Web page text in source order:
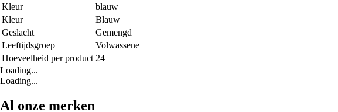
Kleur
blauw
Kleur
Blauw
Geslacht
Gemengd
Leeftijdsgroep
Volwassene
Hoeveelheid per product 24
Loading...
Loading...
Al onze merken